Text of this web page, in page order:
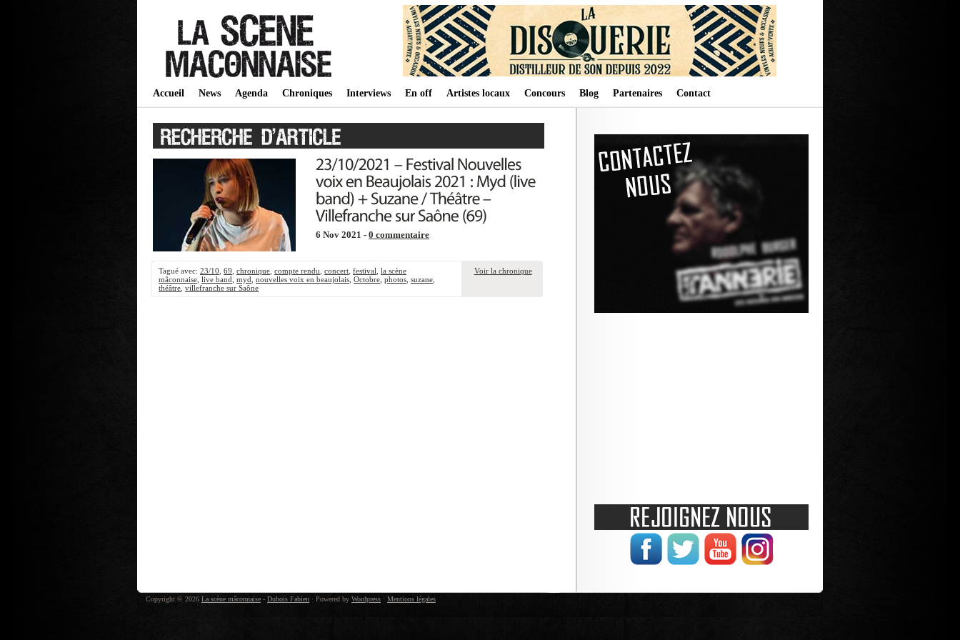
Accueil News Agenda Chroniques Interviews En off Artistes locaux Concours Blog Partenaires Contact
6 Nov 2021 - 0 commentaire
Tagué avec: 23/10 69 chronique compte rendu concert festival la scène
mâconnaise live band myd nouvelles voix en beaujolais Octobre photos suzane
théâtre villefranche sur Saône
Voir la chronique
Copyright © 2026 La scène mâconnaise - Dubois Fabien · Powered by Wordpress · Mentions légales